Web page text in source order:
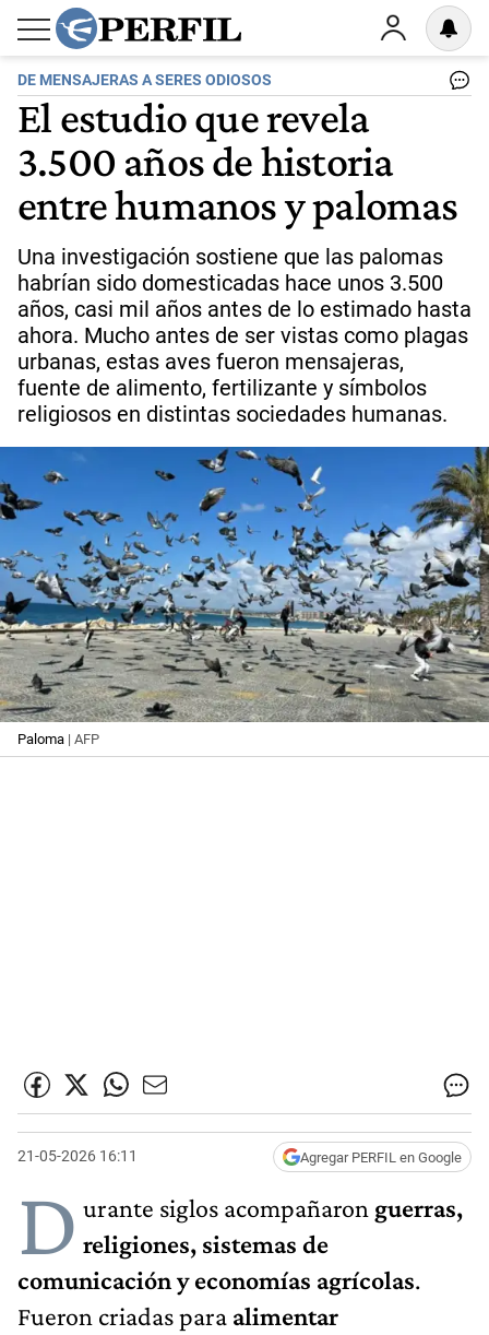
DE MENSAJERAS A SERES ODIOSOS
El estudio que revela
3.500 años de historia
entre humanos y palomas
Una investigación sostiene que las palomas
habrían sido domesticadas hace unos 3.500
años, casi mil años antes de lo estimado hasta
ahora. Mucho antes de ser vistas como plagas
urbanas, estas aves fueron mensajeras,
fuente de alimento, fertilizante y símbolos
religiosos en distintas sociedades humanas.
Paloma | AFP
21-05-2026 16:11 Agregar PERFIL en Google
D urante siglos acompañaron guerras,
religiones, sistemas de
comunicación y economías agrícolas.
Fueron criadas para alimentar